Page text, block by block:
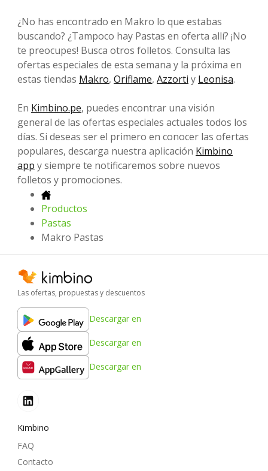
¿No has encontrado en Makro lo que estabas
buscando? ¿Tampoco hay Pastas en oferta allí? ¡No
te preocupes! Busca otros folletos. Consulta las
ofertas especiales de esta semana y la próxima en
estas tiendas Makro, Oriflame, Azzorti y Leonisa.
En Kimbino.pe, puedes encontrar una visión
general de las ofertas especiales actuales todos los
días. Si deseas ser el primero en conocer las ofertas
populares, descarga nuestra aplicación Kimbino
app y siempre te notificaremos sobre nuevos
folletos y promociones.
Productos
Pastas
Makro Pastas
Las ofertas, propuestas y descuentos
Descargar en
Descargar en
Descargar en
Kimbino
FAQ
Contacto